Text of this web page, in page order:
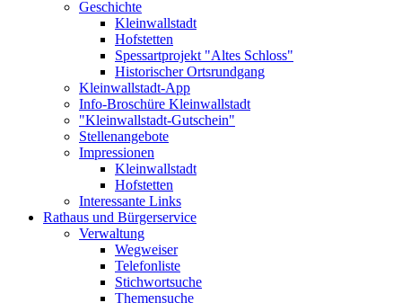
Geschichte
Kleinwallstadt
Hofstetten
Spessartprojekt "Altes Schloss"
Historischer Ortsrundgang
Kleinwallstadt-App
Info-Broschüre Kleinwallstadt
"Kleinwallstadt-Gutschein"
Stellenangebote
Impressionen
Kleinwallstadt
Hofstetten
Interessante Links
Rathaus und Bürgerservice
Verwaltung
Wegweiser
Telefonliste
Stichwortsuche
Themensuche